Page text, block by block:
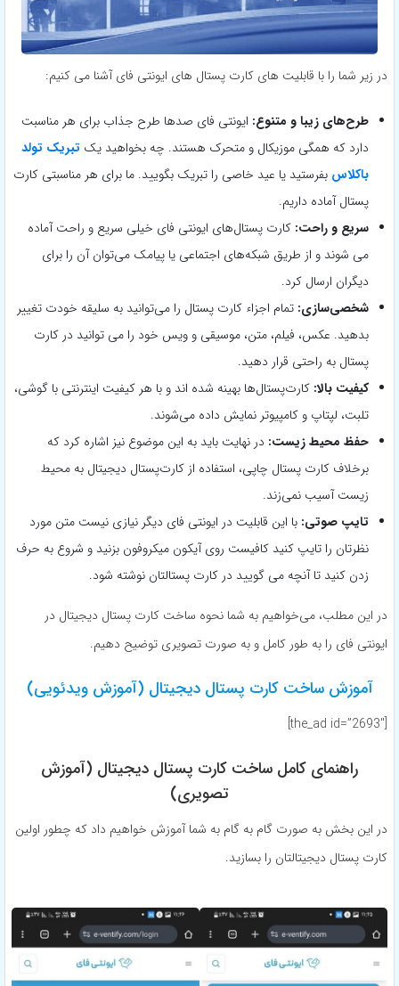
در زیر شما را با قابلیت های کارت پستال های ایونتی فای آشنا می کنیم:
طرح‌های زیبا و متنوع: ایونتی فای صدها طرح جذاب برای هر مناسبت
دارد که همگی موزیکال و متحرک هستند. چه بخواهید یک تبریک تولد
باکلاس بفرستید یا عید خاصی را تبریک بگویید. ما برای هر مناسبتی کارت
پستال آماده داریم.
سریع و راحت: کارت پستال‌های ایونتی فای خیلی سریع و راحت آماده
می شوند و از طریق شبکه‌های اجتماعی یا پیامک می‌توان آن را برای
دیگران ارسال کرد.
شخصی‌سازی: تمام اجزاء کارت پستال را می‌توانید به سلیقه خودت تغییر
بدهید. عکس، فیلم، متن، موسیقی و ویس خود را می توانید در کارت
پستال به راحتی قرار دهید.
کیفیت بالا: کارت‌پستال‌ها بهینه شده اند و با هر کیفیت اینترنتی با گوشی،
تلبت، لپتاپ و کامپیوتر نمایش داده می‌شوند.
حفظ محیط زیست: در نهایت باید به این موضوع نیز اشاره کرد که
برخلاف کارت پستال چاپی، استفاده از کارت‌پستال دیجیتال به محیط
زیست آسیب نمی‌زند.
تایپ صوتی: با این قابلیت در ایونتی فای دیگر نیازی نیست متن مورد
نظرتان را تایپ کنید کافیست روی آیکون میکروفون بزنید و شروع به حرف
زدن کنید تا آنچه می گویید در کارت پستالتان نوشته شود.
در این مطلب، می‌خواهیم به شما نحوه ساخت کارت پستال دیجیتال در
ایونتی فای را به طور کامل و به صورت تصویری توضیح دهیم.
آموزش ساخت کارت پستال دیجیتال (آموزش ویدئویی)
[the_ad id=”2693″]
راهنمای کامل ساخت کارت پستال دیجیتال (آموزش
تصویری)
در این بخش به صورت گام به گام به شما آموزش خواهیم داد که چطور اولین
کارت پستال دیجیتالتان را بسازید.